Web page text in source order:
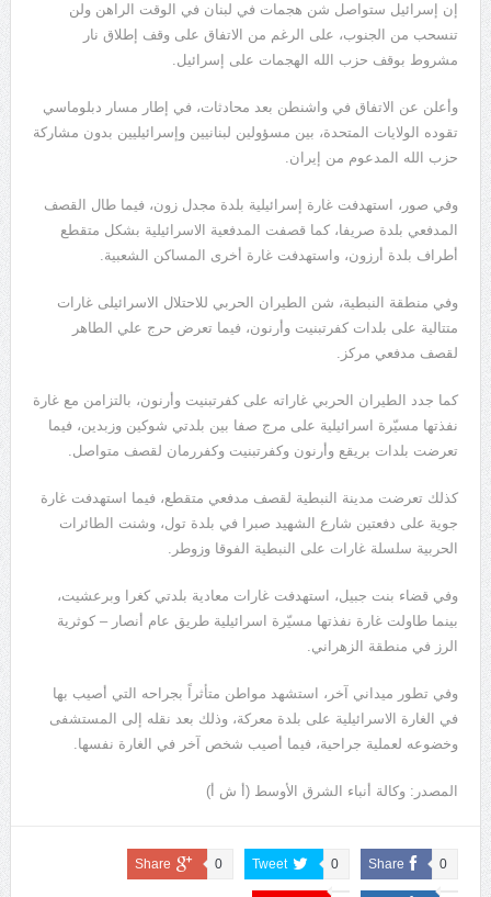
إن إسرائيل ستواصل شن هجمات ​في لبنان في الوقت الراهن ولن
تنسحب من الجنوب، على الرغم من الاتفاق على وقف إطلاق نار
مشروط بوقف حزب الله الهجمات على إسرائيل.
وأعلن عن ‌الاتفاق في واشنطن بعد محادثات، في إطار مسار دبلوماسي
تقوده الولايات المتحدة، بين مسؤولين لبنانيين وإسرائيليين بدون مشاركة
حزب الله المدعوم من إيران.
وفي صور، استهدفت غارة إسرائيلية بلدة مجدل زون، فيما طال القصف
المدفعي بلدة صريفا، كما قصفت المدفعية الاسرائيلية بشكل متقطع
أطراف بلدة أرزون، واستهدفت غارة أخرى المساكن الشعبية.
وفي منطقة النبطية، شن الطيران الحربي للاحتلال الاسرائيلى غارات
متتالية على بلدات كفرتبنيت وأرنون، فيما تعرض حرج علي الطاهر
لقصف مدفعي مركز.
كما جدد الطيران الحربي غاراته على كفرتبنيت وأرنون، بالتزامن مع غارة
نفذتها مسيّرة اسرائيلية على مرج صفا بين بلدتي شوكين وزبدين، فيما
تعرضت بلدات بريقع وأرنون وكفرتبنيت وكفررمان لقصف متواصل.
كذلك تعرضت مدينة النبطية لقصف مدفعي متقطع، فيما استهدفت غارة
جوية على دفعتين شارع الشهيد صبرا في بلدة تول، وشنت الطائرات
الحربية سلسلة غارات على النبطية الفوقا وزوطر.
وفي قضاء بنت جبيل، استهدفت غارات معادية بلدتي كغرا وبرعشيت،
بينما طاولت غارة نفذتها مسيّرة اسرائيلية طريق عام أنصار – كوثرية
الرز في منطقة الزهراني.
وفي تطور ميداني آخر، استشهد مواطن متأثراً بجراحه التي أصيب بها
في الغارة الاسرائيلية على بلدة معركة، وذلك بعد نقله إلى المستشفى
وخضوعه لعملية جراحية، فيما أصيب شخص آخر في الغارة نفسها.
المصدر: وكالة أنباء الشرق الأوسط (أ ش أ)
Share 0
Tweet 0
Share 0